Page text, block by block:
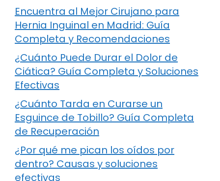
Encuentra al Mejor Cirujano para
Hernia Inguinal en Madrid: Guía
Completa y Recomendaciones
¿Cuánto Puede Durar el Dolor de
Ciática? Guía Completa y Soluciones
Efectivas
¿Cuánto Tarda en Curarse un
Esguince de Tobillo? Guía Completa
de Recuperación
¿Por qué me pican los oídos por
dentro? Causas y soluciones
efectivas